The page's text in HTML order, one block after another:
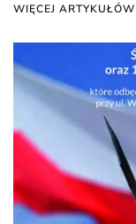
WIĘCEJ